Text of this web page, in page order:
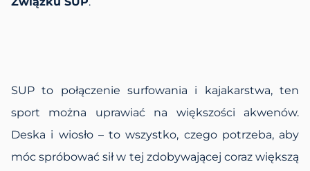
SUP to połączenie surfowania i kajakarstwa, ten
sport można uprawiać na większości akwenów.
Deska i wiosło – to wszystko, czego potrzeba, aby
móc spróbować sił w tej zdobywającej coraz większą